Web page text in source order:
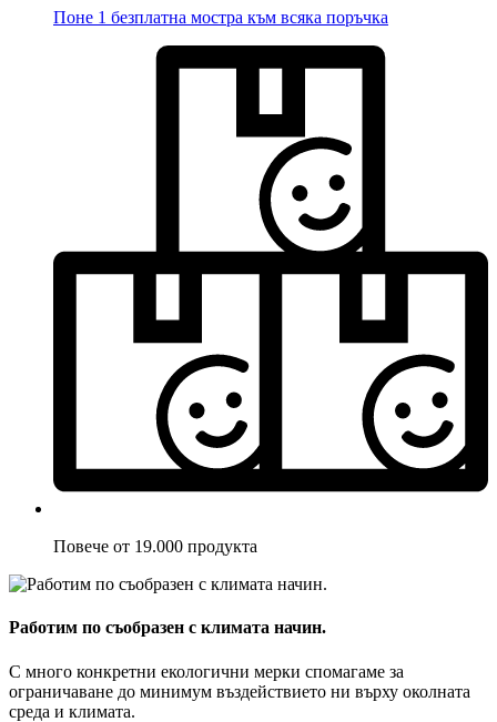
Поне 1 безплатна мостра към всяка поръчка
Повече от 19.000 продукта
Работим по съобразен с климата начин.
С много конкретни екологични мерки спомагаме за
ограничаване до минимум въздействието ни върху околната
среда и климата.